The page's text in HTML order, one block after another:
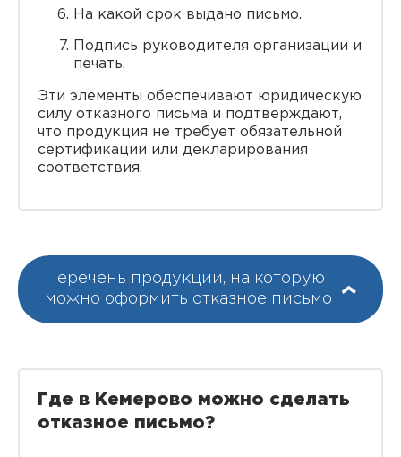
На какой срок выдано письмо.
Подпись руководителя организации и
печать.
Эти элементы обеспечивают юридическую
силу отказного письма и подтверждают,
что продукция не требует обязательной
сертификации или декларирования
соответствия.
Перечень продукции, на которую
можно оформить отказное письмо
Где в Кемерово можно сделать
отказное письмо?